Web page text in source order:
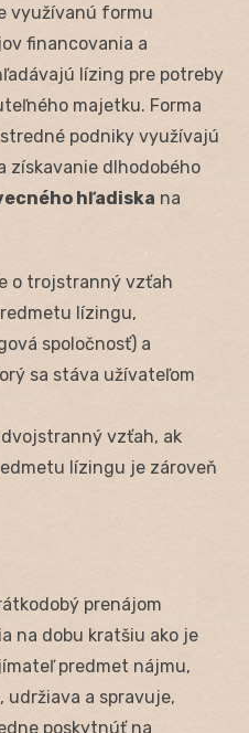
využívanú formu
financovania a
lízing pre potreby
majetku. Forma
podniky využívajú
získavanie dlhodobého
hľadiska na
o trojstranný vzťah
lízingu,
spoločnosť) a
sa stáva užívateľom
vzťah, ak
lízingu je zároveň
prenájom
na dobu kratšiu ako je
predmet nájmu,
udržiava a spravuje,
poskytnúť na